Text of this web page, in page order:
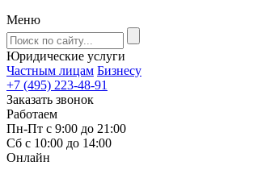
Меню
Юридические услуги
Частным лицам Бизнесу
+7 (495) 223-48-91
Заказать звонок
Работаем
Пн-Пт с 9:00 до 21:00
Сб с 10:00 до 14:00
Онлайн